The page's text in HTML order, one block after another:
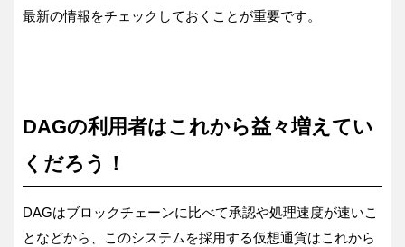
最新の情報をチェックしておくことが重要です。
DAGの利用者はこれから益々増えてい
くだろう！
DAGはブロックチェーンに比べて承認や処理速度が速いこ
となどから、このシステムを採用する仮想通貨はこれから